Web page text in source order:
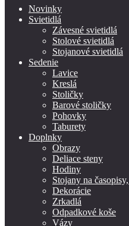
Novinky
Svietidlá
Závesné svietidlá
Stolové svietidlá
Stojanové svietidlá
Sedenie
Lavice
Kreslá
Stoličky
Barové stoličky
Pohovky
Taburety
Doplnky
Obrazy
Deliace steny
Hodiny
Stojany na
Dekorácie
Zrkadlá
Odpadkové koše
Vázy